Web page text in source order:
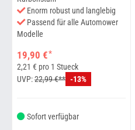
Enorm robust und langlebig
Passend für alle Automower
Modelle
19,90 €*
2,21 € pro 1 Stueck
UVP:22,99 €** -13%
Sofort verfügbar